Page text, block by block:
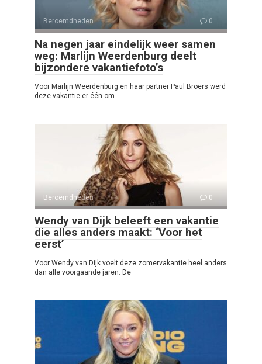
Beroemdheden 0
Na negen jaar eindelijk weer samen
weg: Marlijn Weerdenburg deelt
bijzondere vakantiefoto’s
Voor Marlijn Weerdenburg en haar partner Paul Broers werd
deze vakantie er één om
Beroemdheden 0
Wendy van Dijk beleeft een vakantie
die alles anders maakt: ‘Voor het
eerst’
Voor Wendy van Dijk voelt deze zomervakantie heel anders
dan alle voorgaande jaren. De